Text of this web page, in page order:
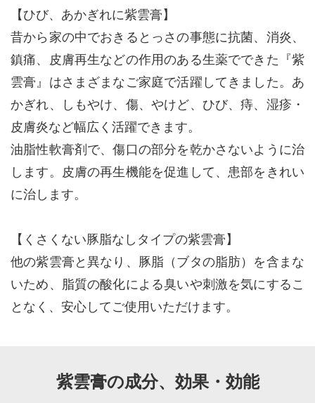
【ひび、あかぎれに紫雲膏】
昔から家の中でおきるとっさの事態に抗菌、消炎、
鎮痛、皮膚再生などの作用のある生薬でできた『紫
雲膏』はさまざまなご家庭で活躍してきました。あ
かぎれ、しもやけ、傷、やけど、ひび、痔、湿疹・
皮膚炎など幅広く活躍できます。
油脂性軟膏剤で、傷口の部分を乾かさないように治
します。皮膚の再生機能を促進して、患部をきれい
に治します。
【くさくない豚脂なしタイプの紫雲膏】
他の紫雲膏と異なり、豚脂（ブタの脂肪）を含まな
いため、脂質の酸化による臭いや刺激を気にするこ
となく、安心してご使用いただけます。
紫雲膏の成分、効果・効能